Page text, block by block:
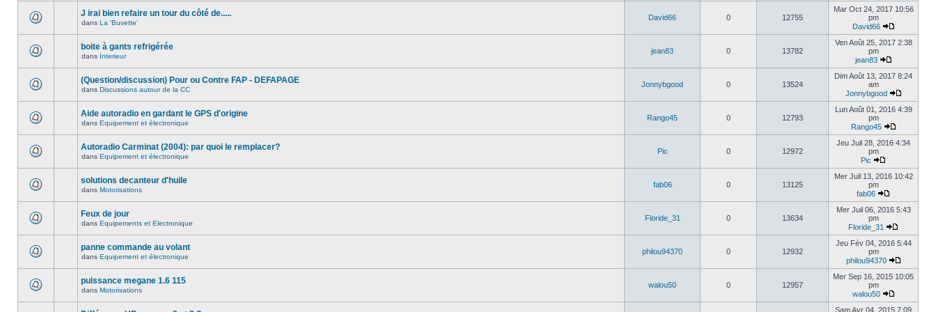
J irai bien refaire un tour du côté de.....
dans La 'Buvette'
David66 0 12755
Mar Oct 24, 2017 10:56
pm
David66
boite à gants refrigérée
dans Interieur
jean83 0 13782
Ven Août 25, 2017 2:38
pm
jean83
(Question/discussion) Pour ou Contre FAP - DEFAPAGE
dans Discussions autour de la CC
Jonnybgood 0 13524
Dim Août 13, 2017 8:24
am
Jonnybgood
Aide autoradio en gardant le GPS d'origine
dans Equipement et électronique
Rango45 0 12793
Lun Août 01, 2016 4:39
pm
Rango45
Autoradio Carminat (2004): par quoi le remplacer?
dans Equipement et électronique
Pic 0 12972
Jeu Juil 28, 2016 4:34
pm
Pic
solutions decanteur d'huile
dans Motorisations
fab06 0 13125
Mer Juil 13, 2016 10:42
pm
fab06
Feux de jour
dans Equipements et Electronique
Floride_31 0 13634
Mer Juil 06, 2016 5:43
pm
Floride_31
panne commande au volant
dans Equipement et électronique
philou94370 0 12932
Jeu Fév 04, 2016 5:44
pm
philou94370
puissance megane 1.6 115
dans Motorisations
walou50 0 12957
Mer Sep 16, 2015 10:05
pm
walou50
Sam Avr 04, 2015 7:09